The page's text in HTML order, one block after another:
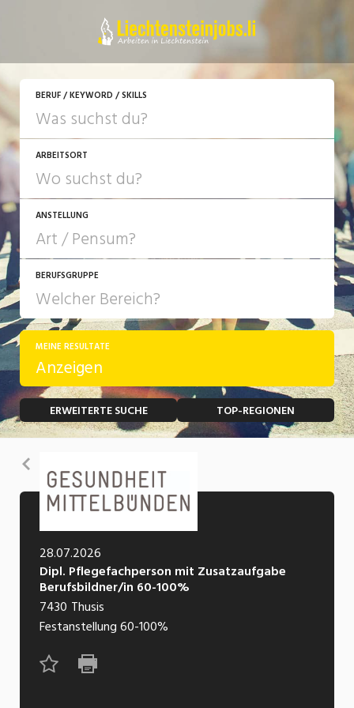
BERUF / KEYWORD / SKILLS
ARBEITSORT
ANSTELLUNG
JOB-TYP
Festanstellung
Temporär (befristet)
Freelance
Lehrstelle
Ferienjob
POSITION
Führungsposition
Management / Kader
BERUFSGRUPPE
Bank, Versicherung
Bau, Handwerk, Elektro
Bildung, Kunst, Design, Soziale Berufe, Sport
Consulting, Human Resources
Einkauf, Logistik, Transport, Verkehr
Engineering, Technik, Architektur
Finanzen, Controlling, Treuhand, Recht
Gartenbau, Landwirtschaft, Forstwirtschaft
Lebensmittel
MEINE RESULTATE
Anzeigen
ERWEITERTE SUCHE TOP-REGIONEN
JETZT BEWERBEN
28.07.2026
Dipl. Pflegefachperson mit Zusatzaufgabe
Berufsbildner/in 60-100%
7430 Thusis
Festanstellung60-100%